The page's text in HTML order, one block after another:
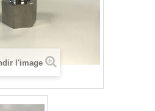
l'image